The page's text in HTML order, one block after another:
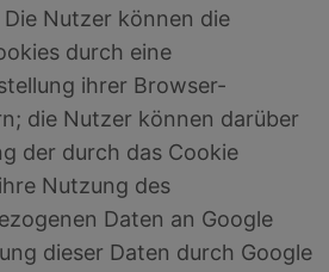
Nutzer können die
durch eine
ihrer Browser-
die Nutzer können darüber
der durch das Cookie
Nutzung des
Daten an Google
dieser Daten durch Google